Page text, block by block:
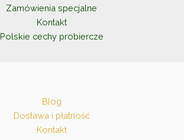
Zamówienia specjalne
Kontakt
Polskie cechy probiercze
Blog
Dostawa i płatność
Kontakt